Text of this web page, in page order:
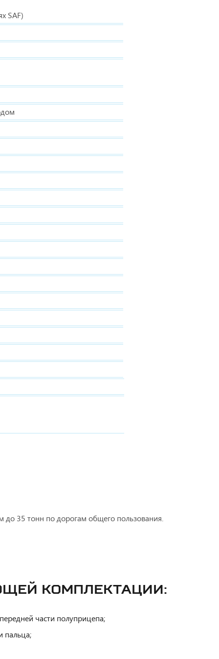
SAF)
до 35 тонн по дорогам общего пользования.
КОМПЛЕКТАЦИИ:
части полуприцепа;
пальца;